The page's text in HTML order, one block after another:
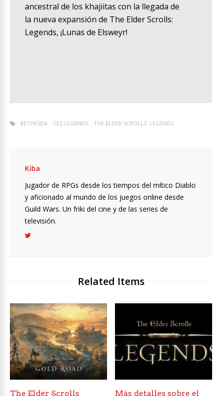
ancestral de los khajiitas con la llegada de
la nueva expansión de The Elder Scrolls:
Legends, ¡Lunas de Elsweyr!
BETHESDA TES LEGENDS THE ELDER SCROLLS: LEGENDS
Kiba
Jugador de RPGs desde los tiempos del mítico Diablo
y aficionado al mundo de los juegos online desde
Guild Wars. Un friki del cine y de las series de
televisión.
Related Items
The Elder Scrolls Más detalles sobre el